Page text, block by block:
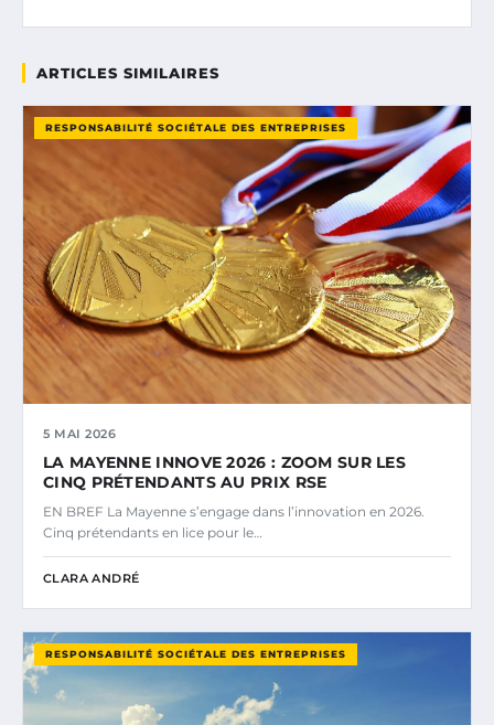
ARTICLES SIMILAIRES
RESPONSABILITÉ SOCIÉTALE DES ENTREPRISES
5 MAI 2026
LA MAYENNE INNOVE 2026 : ZOOM SUR LES
CINQ PRÉTENDANTS AU PRIX RSE
EN BREF La Mayenne s’engage dans l’innovation en 2026.
Cinq prétendants en lice pour le…
CLARA ANDRÉ
RESPONSABILITÉ SOCIÉTALE DES ENTREPRISES